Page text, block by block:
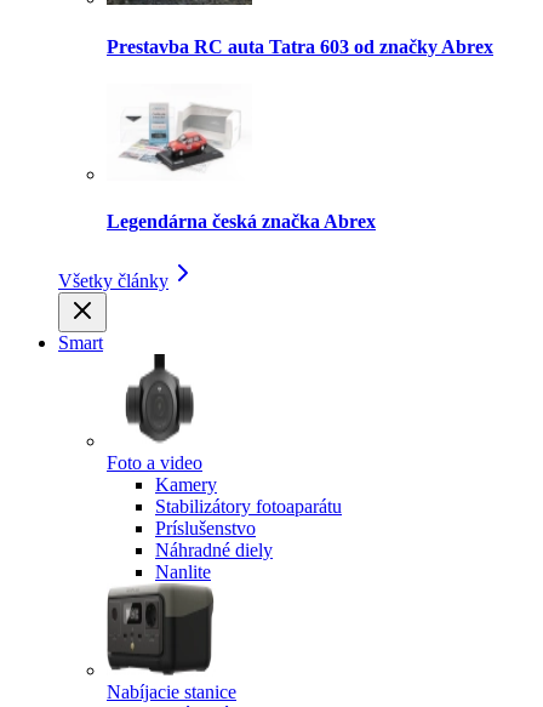
Prestavba RC auta Tatra 603 od značky Abrex
Legendárna česká značka Abrex
Všetky články
Smart
Foto a video
Kamery
Stabilizátory fotoaparátu
Príslušenstvo
Náhradné diely
Nanlite
Nabíjacie stanice